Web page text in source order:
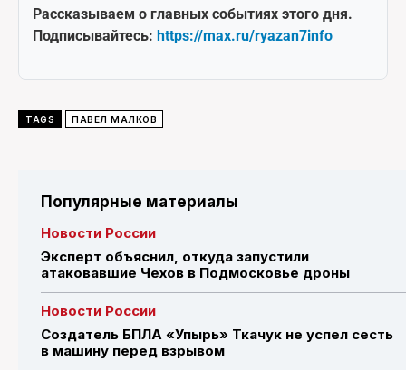
Рассказываем о главных событиях этого дня.
Подписывайтесь: https://max.ru/ryazan7info
TAGS ПАВЕЛ МАЛКОВ
Популярные материалы
Новости России
Эксперт объяснил, откуда запустили
атаковавшие Чехов в Подмосковье дроны
Новости России
Создатель БПЛА «Упырь» Ткачук не успел сесть
в машину перед взрывом